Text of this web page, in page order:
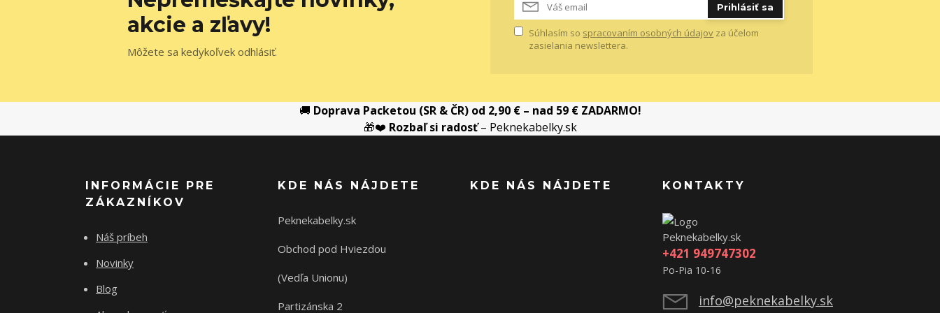
akcie a zľavy!
Môžete sa kedykoľvek odhlásiť.
Prihlásiť sa
Súhlasím so spracovaním osobných údajov za účelom
zasielania newslettera.
🚚 Doprava Packetou (SR & ČR) od 2,90 € – nad 59 € ZADARMO!
🎁❤️ Rozbaľ si radosť– Peknekabelky.sk
INFORMÁCIE PRE
ZÁKAZNÍKOV
Náš príbeh
Novinky
Blog
KDE NÁS NÁJDETE
Peknekabelky.sk
Obchod pod Hviezdou
(Vedľa Unionu)
Partizánska 2
KDE NÁS NÁJDETE KONTAKTY
Peknekabelky.sk
+421 949747302
Po-Pia 10-16
info@peknekabelky.sk